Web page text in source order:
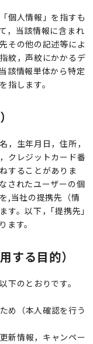
個人情報」を指すも
，当該情報に含まれ
その他の記述等によ
紋，声紋にかかるデ
該情報単体から特定
指します。
，生年月日，住所，
クレジットカード番
することがありま
されたユーザーの個
,当社の提携先（情
す。以下，｢提携先｣
す。
する目的）
下のとおりです。
め（本人確認を行う
新情報，キャンペー